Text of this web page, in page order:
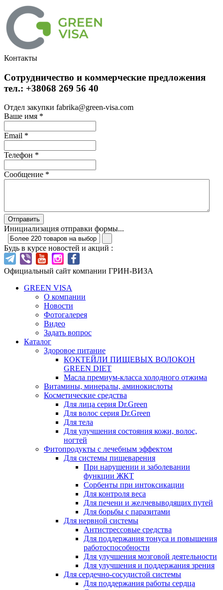
Контакты
Сотрудничество и коммерческие предложения
тел.: +38068 269 56 40
Отдел закупки fabrika@green-visa.com
Ваше имя *
Email *
Телефон *
Сообщение *
Отправить
Инициализация отправки формы...
Будь в курсе новостей и акций :
Официальный сайт компании ГРИН-ВИЗА
GREEN VISA
О компании
Новости
Фотогалерея
Видео
Задать вопрос
Каталог
Здоровое питание
КОКТЕЙЛИ ПИЩЕВЫХ ВОЛОКОН
GREEN DIET
Масла премиум-класса холодного отжима
Витамины, минералы, аминокислоты
Косметические средства
Для лица серия Dr.Green
Для волос серия Dr.Green
Для тела
Для улучшения состояния кожи, волос,
ногтей
Фитопродукты с лечебным эффектом
Для системы пищеварения
При нарушении и заболевании
функции ЖКТ
Сорбенты при интоксикации
Для контроля веса
Для печени и желчевыводящих путей
Для борьбы с паразитами
Для нервной системы
Антистрессовые средства
Для поддержания тонуса и повышения
работоспособности
Для улучшения мозговой деятельности
Для улучшения и поддержания зрения
Для сердечно-сосудистой системы
Для поддержания работы сердца